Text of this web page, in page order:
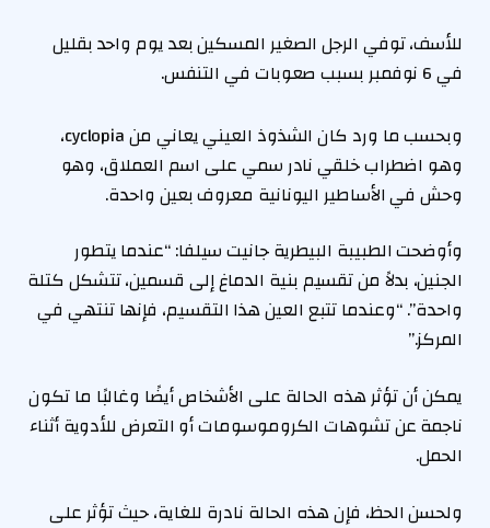
للأسف، توفي الرجل الصغير المسكين بعد يوم واحد بقليل
في 6 نوفمبر بسبب صعوبات في التنفس.
وبحسب ما ورد كان الشذوذ العيني يعاني من cyclopia،
وهو اضطراب خلقي نادر سمي على اسم العملاق، وهو
وحش في الأساطير اليونانية معروف بعين واحدة.
وأوضحت الطبيبة البيطرية جانيت سيلفا: “عندما يتطور
الجنين، بدلاً من تقسيم بنية الدماغ إلى قسمين، تتشكل كتلة
واحدة”. “وعندما تتبع العين هذا التقسيم، فإنها تنتهي في
المركز.”
يمكن أن تؤثر هذه الحالة على الأشخاص أيضًا وغالبًا ما تكون
ناجمة عن تشوهات الكروموسومات أو التعرض للأدوية أثناء
الحمل.
ولحسن الحظ، فإن هذه الحالة نادرة للغاية، حيث تؤثر على